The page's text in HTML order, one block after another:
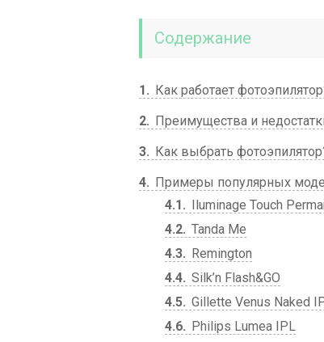
Содержание
1
Как работает
2
Преимущества и
3
Как выбрать
4
Примеры популярных
4.1
Iluminage Touch
4.2 Tanda Me
4.3
Remington
4.4 Silk’n Flash&GO
4.5 Gillette Venus Naked
4.6
Philips Lumea IPL